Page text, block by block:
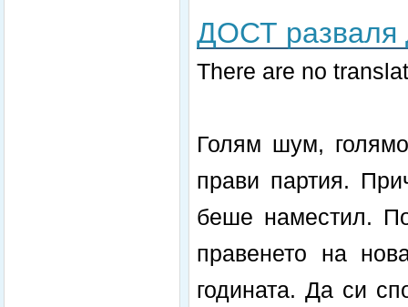
ДОСТ разваля
There are no
Голям шум,
прави партия.
беше наместил.
правенето на
годината. Да си